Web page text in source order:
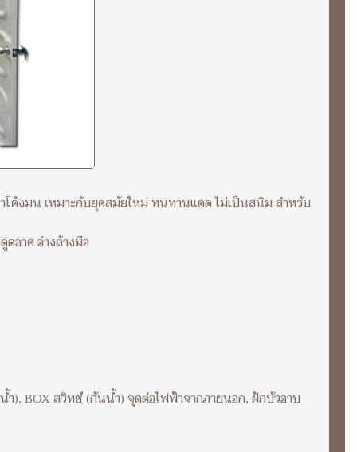
โค้งมน เหมาะกับยุคสมัยใหม่ ทนทานแดด ไม่เป็นสนิม สำหรับ
อาศ อ่างล้างมือ
), BOX สวิทช์ (กันน้ำ) จุดต่อไฟฟ้าจากภายนอก, ฝักบัวอาบ